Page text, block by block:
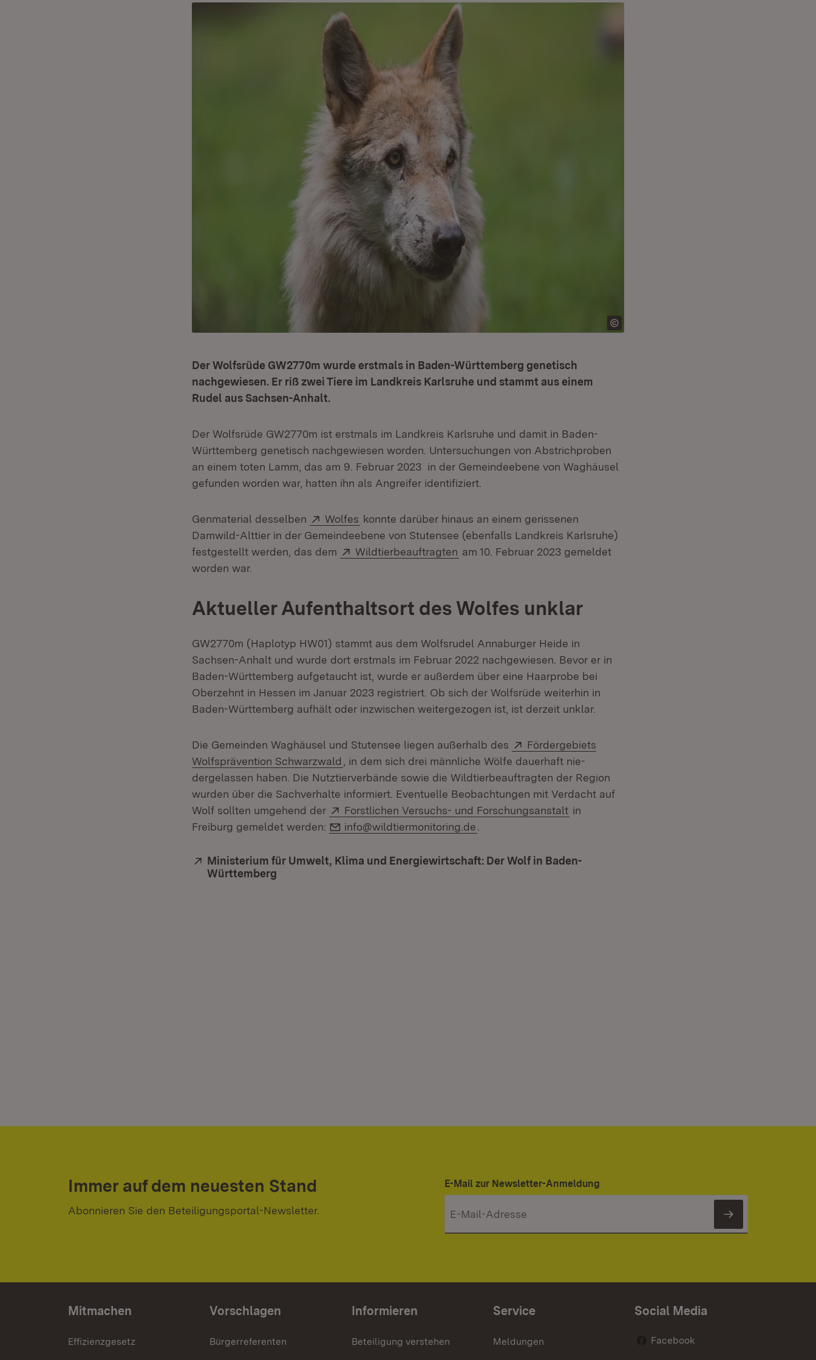
Der Wolfsrüde GW2770m wurde erstmals in Baden-Württemberg genetisch
nachgewiesen. Er riß zwei Tiere im Landkreis Karlsruhe und stammt aus einem
Rudel aus Sachsen-Anhalt.
Der Wolfsrüde GW2770m ist erstmals im Landkreis Karlsruhe und damit in Baden-
Württemberg genetisch nachgewiesen worden. Untersuchungen von Ab­strichproben
an einem toten Lamm, das am 9. Februar 2023 in der Gemeindeebene von Waghäusel
gefunden worden war, hatten ihn als Angreifer identifiziert.
Genmaterial desselben Extern:
Wolfes (Öffnet in neuem Fenster)
konnte darüber hinaus an einem gerissenen
Damwild-Alttier in der Gemeindeebene von Stutensee (ebenfalls Landkreis Karlsruhe)
festgestellt werden, das dem
Extern:
Wildtierbeauftragten (Öffnet in neuem Fenster)
am 10. Februar 2023 gemeldet
worden war.
Aktueller Aufenthaltsort des Wolfes unklar
GW2770m (Haplotyp HW01) stammt aus dem Wolfsrudel Annaburger Heide in
Sachsen-Anhalt und wurde dort erstmals im Februar 2022 nachgewiesen. Bevor er in
Baden-Württemberg aufgetaucht ist, wurde er außerdem über eine Haar­probe bei
Oberzehnt in Hessen im Januar 2023 registriert. Ob sich der Wolfs­rüde weiterhin in
Baden-Württemberg aufhält oder inzwischen weitergezogen ist, ist derzeit unklar.
Die Gemeinden Waghäusel und Stutensee liegen außerhalb des Extern:
Fördergebiets
Wolfsprävention Schwarzwald (Öffnet in neuem Fenster)
, in dem sich drei männliche Wölfe dauerhaft nie­
dergelassen haben. Die Nutztierverbände sowie die Wildtierbeauftragten der Region
wurden über die Sachverhalte informiert. Eventuelle Beobachtungen mit Verdacht auf
Wolf soll­ten umgehend der
Extern:
Forstlichen Versuchs- und Forschungsanstalt (Öffnet in neuem Fenster)
in
Freiburg gemeldet werden:
E-Mail:
info@wildtiermonitoring.de
Extern:
Ministerium für Umwelt, Klima und Energiewirtschaft: Der Wolf in Baden-
Württemberg
Immer auf dem neuesten Stand
Abonnieren Sie den Beteiligungsportal-Newsletter.
E-Mail zur Newsletter-Anmeldung
Newsletter
Mitmachen
Effizienzgesetz
Vorschlagen
Bürgerreferenten
Informieren
Beteiligung verstehen
Service
Meldungen
Social Media
Facebook